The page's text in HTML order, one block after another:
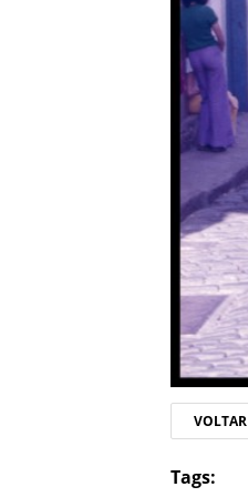
VOLTAR
Tags: